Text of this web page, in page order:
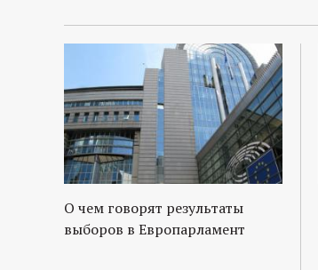
О чем говорят результаты
выборов в Европарламент